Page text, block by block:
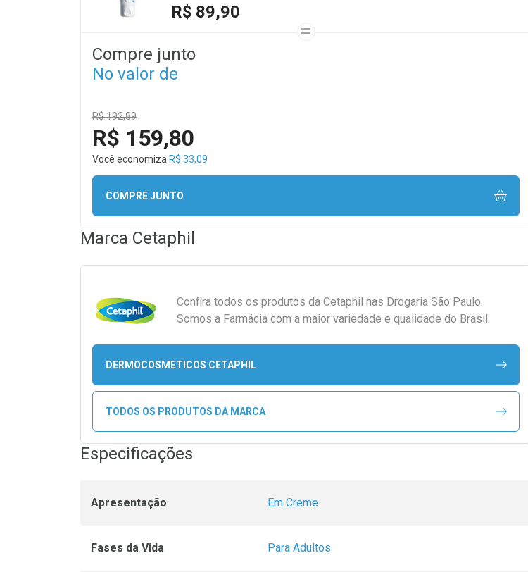
R$ 89,90
Compre junto
No valor de
R$ 192,89
R$ 159,80
Você economiza R$ 33,09
COMPRE JUNTO
Marca Cetaphil
Confira todos os produtos da Cetaphil nas Drogaria São Paulo.
Somos a Farmácia com a maior variedade e qualidade do Brasil.
DERMOCOSMETICOS CETAPHIL
TODOS OS PRODUTOS DA MARCA
Especificações
Apresentação Em Creme
Fases da Vida Para Adultos